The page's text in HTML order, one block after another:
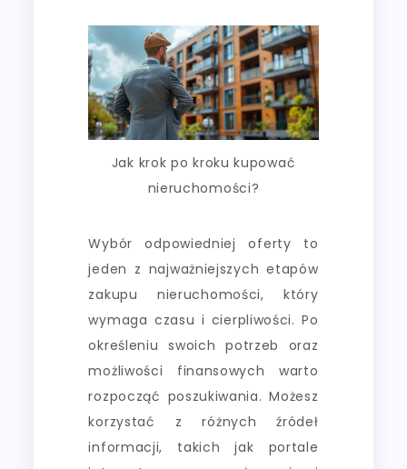
Jak krok po kroku kupować
nieruchomości?
Wybór odpowiedniej oferty to
jeden z najważniejszych etapów
zakupu nieruchomości, który
wymaga czasu i cierpliwości. Po
określeniu swoich potrzeb oraz
możliwości finansowych warto
rozpocząć poszukiwania. Możesz
korzystać z różnych źródeł
informacji, takich jak portale